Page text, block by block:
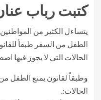
كتبت رباب
يتساءل الكثير من
الطفل من السفر طبقاً
الحالات التى لا يجوز فيها
وطبقاً لقانون يمنع الطفل
الحالات:.